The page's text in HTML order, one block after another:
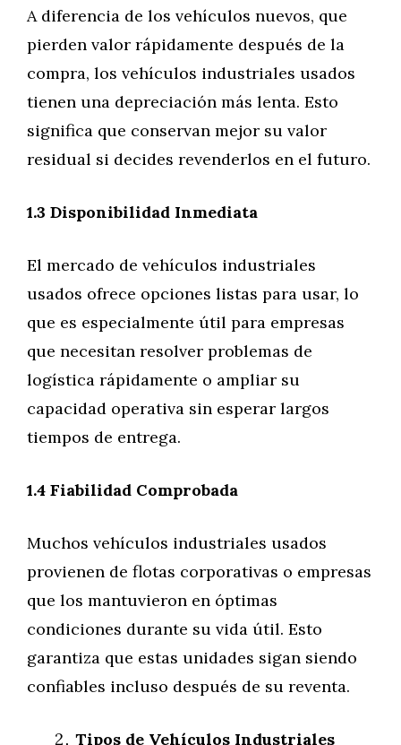
A diferencia de los vehículos nuevos, que
pierden valor rápidamente después de la
compra, los vehículos industriales usados
tienen una depreciación más lenta. Esto
significa que conservan mejor su valor
residual si decides revenderlos en el futuro.
1.3 Disponibilidad Inmediata
El mercado de vehículos industriales
usados ofrece opciones listas para usar, lo
que es especialmente útil para empresas
que necesitan resolver problemas de
logística rápidamente o ampliar su
capacidad operativa sin esperar largos
tiempos de entrega.
1.4 Fiabilidad Comprobada
Muchos vehículos industriales usados
provienen de flotas corporativas o empresas
que los mantuvieron en óptimas
condiciones durante su vida útil. Esto
garantiza que estas unidades sigan siendo
confiables incluso después de su reventa.
Tipos de Vehículos Industriales